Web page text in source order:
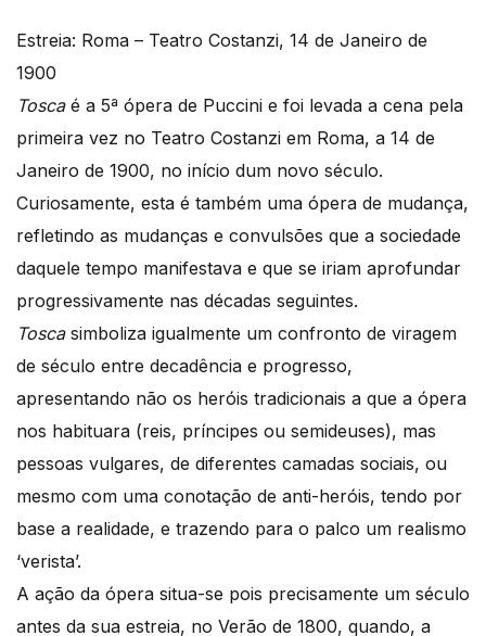
Estreia: Roma – Teatro Costanzi, 14 de Janeiro de
1900
Toscaé a 5ª ópera de Puccini e foi levada a cena pela
primeira vez no Teatro Costanzi em Roma, a 14 de
Janeiro de 1900, no início dum novo século.
Curiosamente, esta é também uma ópera de mudança,
refletindo as mudanças e convulsões que a sociedade
daquele tempo manifestava e que se iriam aprofundar
progressivamente nas décadas seguintes.
Toscasimboliza igualmente um confronto de viragem
de século entre decadência e progresso,
apresentando não os heróis tradicionais a que a ópera
nos habituara (reis, príncipes ou semideuses), mas
pessoas vulgares, de diferentes camadas sociais, ou
mesmo com uma conotação de anti-heróis, tendo por
base a realidade, e trazendo para o palco um realismo
‘verista’.
A ação da ópera situa-se pois precisamente um século
antes da sua estreia, no Verão de 1800, quando, a